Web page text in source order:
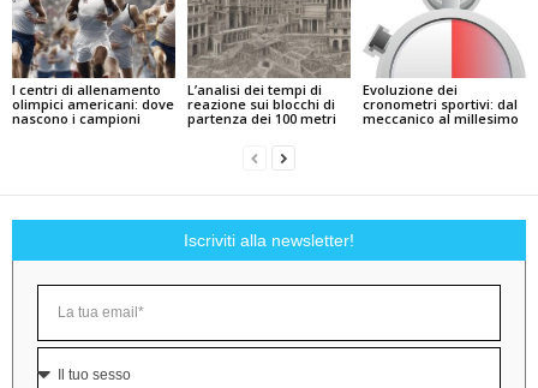
I centri di allenamento
olimpici americani: dove
nascono i campioni
L’analisi dei tempi di
reazione sui blocchi di
partenza dei 100 metri
Evoluzione dei
cronometri sportivi: dal
meccanico al millesimo
Iscriviti alla newsletter!